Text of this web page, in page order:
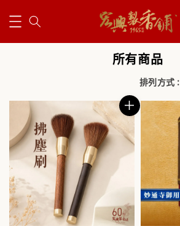
所有商品
排列方式 :